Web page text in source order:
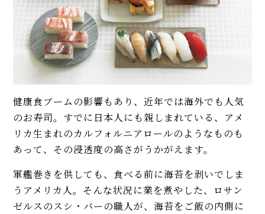
健康食ブームの影響もあり、近年では海外でも人気
のお寿司。すでに日本人にも親しまれている、アメ
リカ生まれのカルフォルニアロールのようなものも
あって、その浸透度の高さがうかがえます。
軍艦巻きを供しても、食べる前に海苔を剥いでしま
うアメリカ人。そんな状況に業を煮やした、ロサン
ゼルスのスシ・バーの職人が、海苔をご飯の内側に